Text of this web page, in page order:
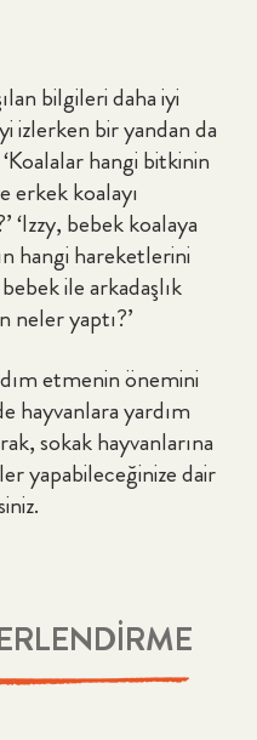
bilgileri daha iyi
izlerken bir yandan da
hangi bitkinin
erkek koalayı
‘Izzy, bebek koalaya
hangi hareketlerini
ile arkadaşlık
neler yaptı?’
etmenin önemini
hayvanlara yardım
sokak hayvanlarına
yapabileceğinize dair